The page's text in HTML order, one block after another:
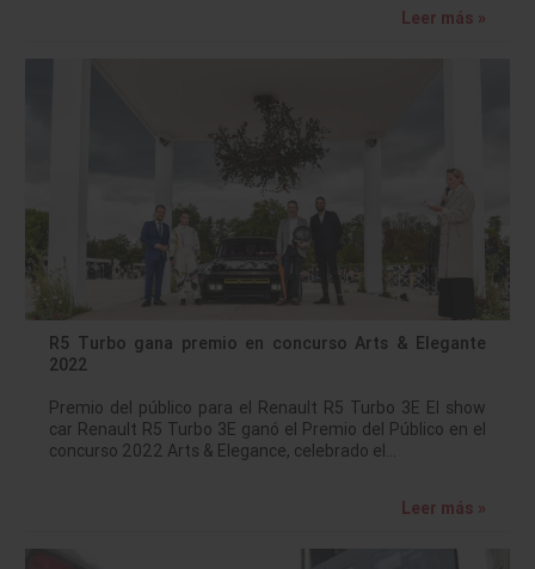
Leer más »
R5 Turbo gana premio en concurso Arts & Elegante
2022
Premio del público para el Renault R5 Turbo 3E El show
car Renault R5 Turbo 3E ganó el Premio del Público en el
concurso 2022 Arts & Elegance, celebrado el…
Leer más »